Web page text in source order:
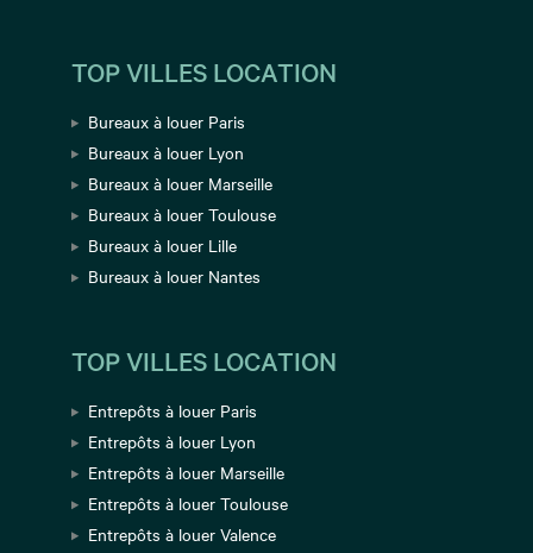
TOP VILLES LOCATION
Bureaux à louer Paris
Bureaux à louer Lyon
Bureaux à louer Marseille
Bureaux à louer Toulouse
Bureaux à louer Lille
Bureaux à louer Nantes
TOP VILLES LOCATION
Entrepôts à louer Paris
Entrepôts à louer Lyon
Entrepôts à louer Marseille
Entrepôts à louer Toulouse
Entrepôts à louer Valence